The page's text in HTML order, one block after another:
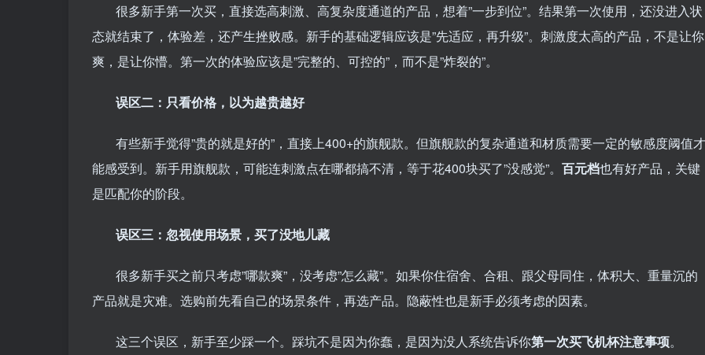
很多新手第一次买，直接选高刺激、高复杂度通道的产品，想着”一步到位”。结果第一次使用，还没进入状
态就结束了，体验差，还产生挫败感。新手的基础逻辑应该是”先适应，再升级”。刺激度太高的产品，不是让你
爽，是让你懵。第一次的体验应该是”完整的、可控的”，而不是”炸裂的”。
误区二：只看价格，以为越贵越好
有些新手觉得”贵的就是好的”，直接上400+的旗舰款。但旗舰款的复杂通道和材质需要一定的敏感度阈值才
能感受到。新手用旗舰款，可能连刺激点在哪都搞不清，等于花400块买了”没感觉”。 百元档也有好产品，关键
是匹配你的阶段。
误区三：忽视使用场景，买了没地儿藏
很多新手买之前只考虑”哪款爽”，没考虑”怎么藏”。如果你住宿舍、合租、跟父母同住，体积大、重量沉的
产品就是灾难。选购前先看自己的场景条件，再选产品。隐蔽性也是新手必须考虑的因素。
这三个误区，新手至少踩一个。踩坑不是因为你蠢，是因为没人系统告诉你第一次买飞机杯注意事项。